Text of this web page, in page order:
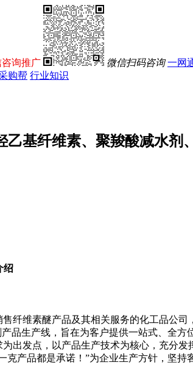
询推广 微信扫码咨询 一网
购帮 行业知识
基纤维素、聚羧酸减水剂
绍
纤维素醚产品及其相关服务的化工品公
品生产线，旨在为客户提供一站式、全方
出发点，以产品生产技术为核心，充分
产品都是承诺！”为企业生产方针，坚持